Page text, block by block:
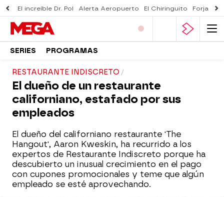
El increíble Dr. Pol Alerta Aeropuerto El Chiringuito Forjado
SERIES PROGRAMAS
RESTAURANTE INDISCRETO
El dueño de un restaurante
californiano, estafado por sus
empleados
El dueño del californiano restaurante 'The
Hangout', Aaron Kweskin, ha recurrido a los
expertos de Restaurante Indiscreto porque ha
descubierto un inusual crecimiento en el pago
con cupones promocionales y teme que algún
empleado se esté aprovechando.